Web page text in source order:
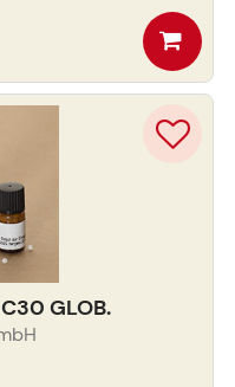
GLOB.